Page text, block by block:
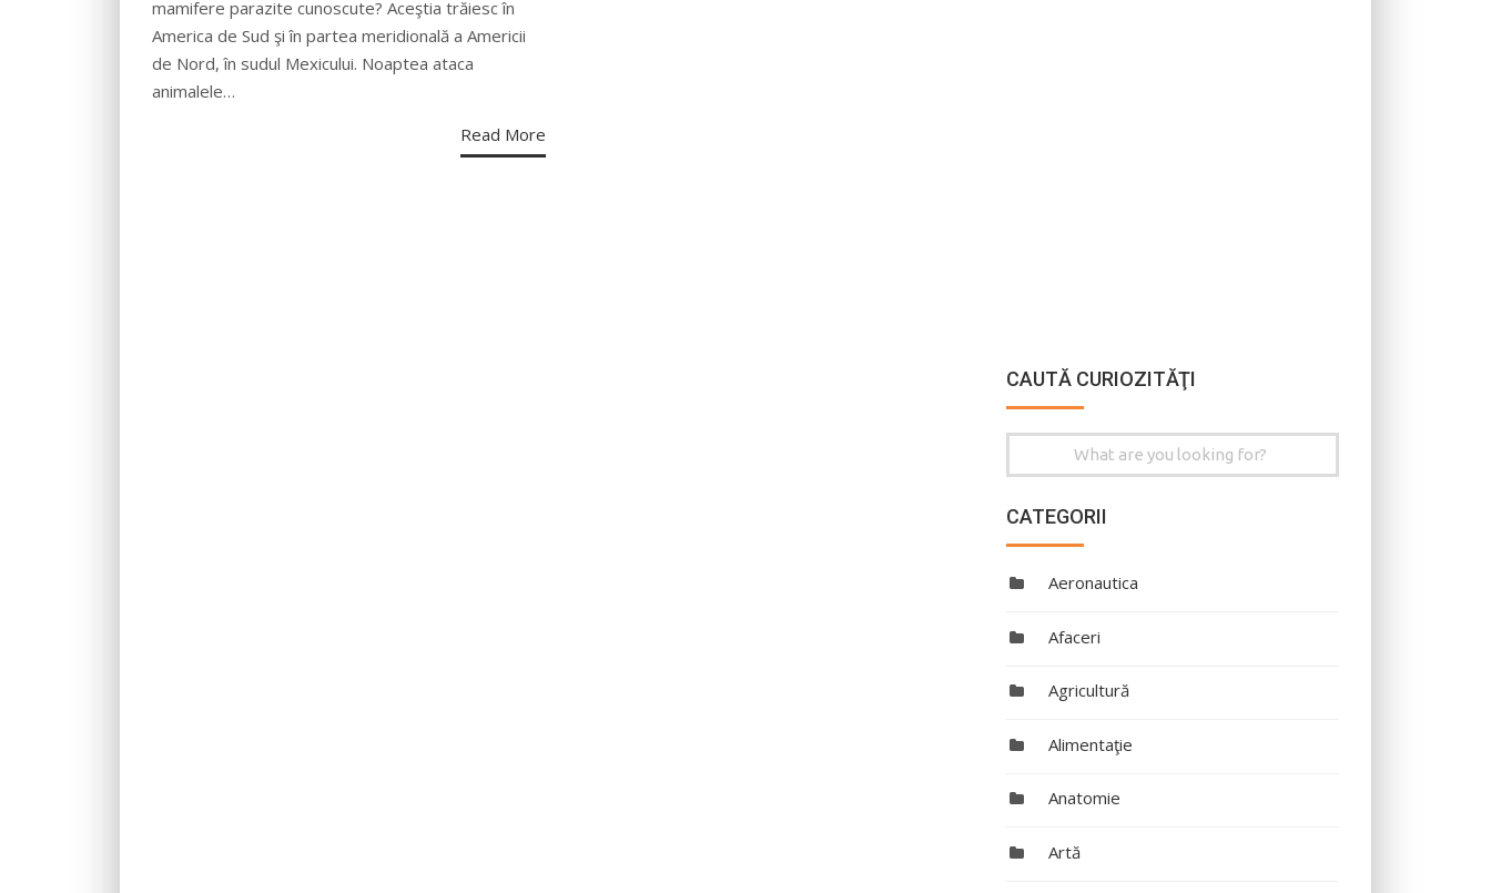
mamifere parazite cunoscute? Aceştia trăiesc în
America de Sud şi în partea meridională a Americii
de Nord, în sudul Mexicului. Noaptea ataca
animalele…
Read More
CAUTĂ CURIOZITĂŢI
Search
CATEGORII
Aeronautica
Afaceri
Agricultură
Alimentaţie
Anatomie
Artă